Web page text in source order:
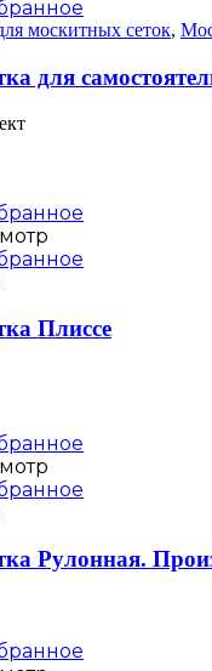
москитных сеток,
для
Плиссе
Рулонная.